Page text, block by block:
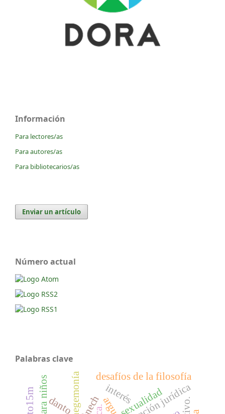
Información
Para lectores/as
Para autores/as
Para bibliotecarios/as
Enviar un artículo
Número actual
Palabras clave
sexualidad
hegemonía sanción jurídica
desafíos de la filosofía
interés
danto